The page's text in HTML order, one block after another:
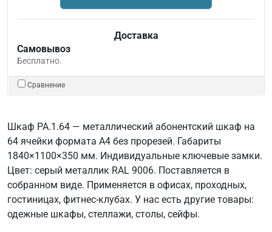
Доставка
Самовывоз
Бесплатно.
Сравнение
Шкаф РА.1.64 — металлический абонентский шкаф на
64 ячейки формата А4 без прорезей. Габариты
1840×1100×350 мм. Индивидуальные ключевые замки.
Цвет: серый металлик RAL 9006. Поставляется в
собранном виде. Применяется в офисах, проходных,
гостиницах, фитнес-клубах. У нас есть другие товары:
одежные шкафы, стеллажи, столы, сейфы.